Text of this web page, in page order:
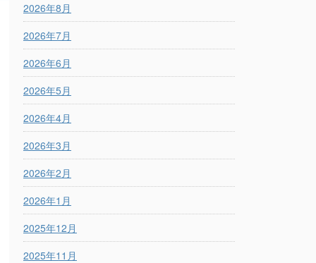
2026年8月
2026年7月
2026年6月
2026年5月
2026年4月
2026年3月
2026年2月
2026年1月
2025年12月
2025年11月